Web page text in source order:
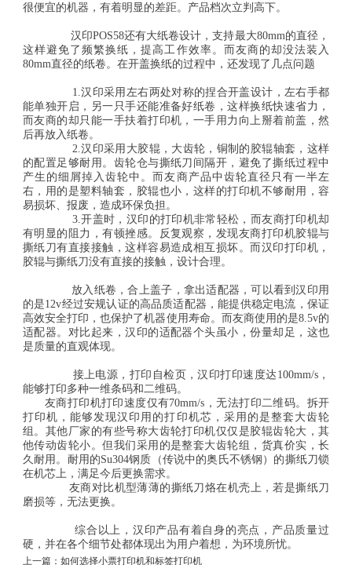
很便宜的机器，有着明显的差距。产品档次立判高下。
汉印POS58还有大纸卷设计，支持最大80mm的直径，
这样避免了频繁换纸，提高工作效率。而友商的却没法装入
80mm直径的纸卷。在开盖换纸的过程中，还发现了几点问题
1.汉印采用左右两处对称的捏合开盖设计，左右手都
能单独开启，另一只手还能准备好纸卷，这样换纸快速省力，
而友商的却只能一手扶着打印机，一手用力向上掰着前盖，然
后再放入纸卷。
2.汉印采用大胶辊，大齿轮，铜制的胶辊轴套，这样
的配置足够耐用。齿轮仓与撕纸刀间隔开，避免了撕纸过程中
产生的细屑掉入齿轮中。而友商产品中齿轮直径只有一半左
右，用的是塑料轴套，胶辊也小，这样的打印机不够耐用，容
易损坏、报废，造成环保负担。
3.开盖时，汉印的打印机非常轻松，而友商打印机却
有明显的阻力，有顿挫感。反复观察，发现友商打印机胶辊与
撕纸刀有直接接触，这样容易造成相互损坏。而汉印打印机，
胶辊与撕纸刀没有直接的接触，设计合理。
放入纸卷，合上盖子，拿出适配器，可以看到汉印用
的是12v经过安规认证的高品质适配器，能提供稳定电流，保证
高效安全打印，也保护了机器使用寿命。而友商使用的是8.5v的
适配器。对比起来，汉印的适配器个头虽小，份量却足，这也
是质量的直观体现。
接上电源，打印自检页，汉印打印速度达100mm/s，
能够打印多种一维条码和二维码。
友商打印机打印速度仅有70mm/s，无法打印二维码。拆开
打印机，能够发现汉印用的打印机芯，采用的是整套大齿轮
组。其他厂家的有些号称大齿轮打印机仅仅是胶辊齿轮大，其
他传动齿轮小。但我们采用的是整套大齿轮组，货真价实，长
久耐用。耐用的Su304钢质（传说中的奥氏不锈钢）的撕纸刀锁
在机芯上，满足今后更换需求。
友商对比机型薄薄的撕纸刀烙在机壳上，若是撕纸刀
磨损等，无法更换。
综合以上，汉印产品有着自身的亮点，产品质量过
硬，并在各个细节处都体现出为用户着想，为环境所忧。
上一篇： 如何选择小票打印机和标签打印机